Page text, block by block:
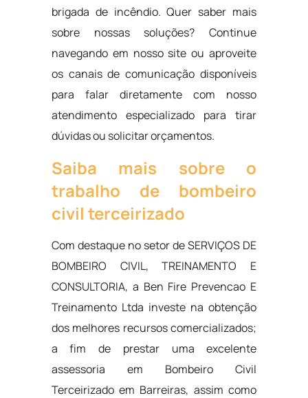
brigada de incêndio. Quer saber mais
sobre nossas soluções? Continue
navegando em nosso site ou aproveite
os canais de comunicação disponíveis
para falar diretamente com nosso
atendimento especializado para tirar
dúvidas ou solicitar orçamentos.
Saiba mais sobre o
trabalho de bombeiro
civil terceirizado
Com destaque no setor de SERVIÇOS DE
BOMBEIRO CIVIL, TREINAMENTO E
CONSULTORIA, a Ben Fire Prevencao E
Treinamento Ltda investe na obtenção
dos melhores recursos comercializados;
a fim de prestar uma excelente
assessoria em Bombeiro Civil
Terceirizado em Barreiras, assim como